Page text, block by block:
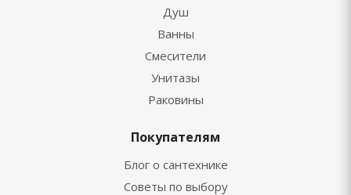
Душ
Ванны
Смесители
Унитазы
Раковины
Покупателям
Блог о сантехнике
Советы по выбору